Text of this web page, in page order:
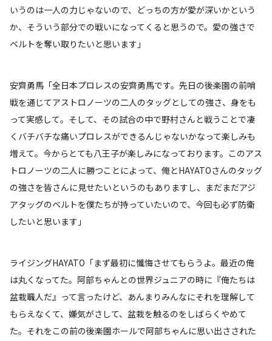
いうのは一人の力じゃないので、どっちの方が愛が深いかという
か、そういう部分での戦いになってくると思うので。愛の強さで
ベルトを奪い取りたいと思います」
安齊勇馬「全日本プロレスの安齊勇馬です。先日の後楽園の前哨
戦を通じてアストロノーツの二人のタッグとしての強さ、身をも
って実感して。そして、その試合の中で野村さんと戦うことで凄
くバチバチな痛いプロレスができるんじゃないかなって楽しみも
増えて。今からとても八王子が楽しみになっております。このアス
トロノーツの二人に勝つことによって、俺とHAYATOさんのタッグ
の強さを皆さんに見せたいというのもありますし、まだまだアジ
アタッグのベルトを僕たちが持っていたいので、今回も必ず防衛
したいと思います」
ライジングHAYATO「まず最初に懺悔させてもらうよ。最近の俺
は丸くなってた。阿部ちゃんとの世界ジュニアの時に『俺たちは
盆栽職人だ』って言ったけど、あんまりみんなにそれを理解して
もらえなくて、嫌気がさして、盆栽を触るのをしばらくやめて
た。それをこの前の後楽園ホールで阿部ちゃんに思い出さされた